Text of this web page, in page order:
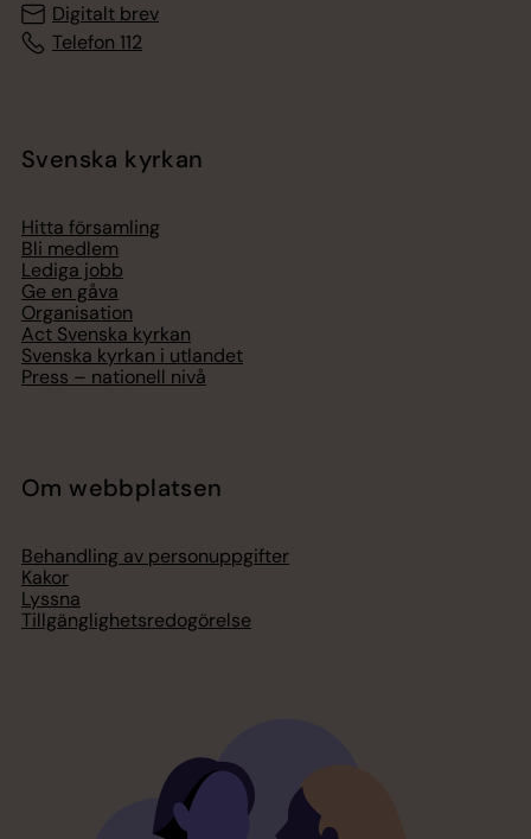
Digitalt brev
Telefon 112
Svenska kyrkan
Hitta församling
Bli medlem
Lediga jobb
Ge en gåva
Organisation
Act Svenska kyrkan
Svenska kyrkan i utlandet
Press – nationell nivå
Om webbplatsen
Behandling av personuppgifter
Kakor
Lyssna
Tillgänglighetsredogörelse